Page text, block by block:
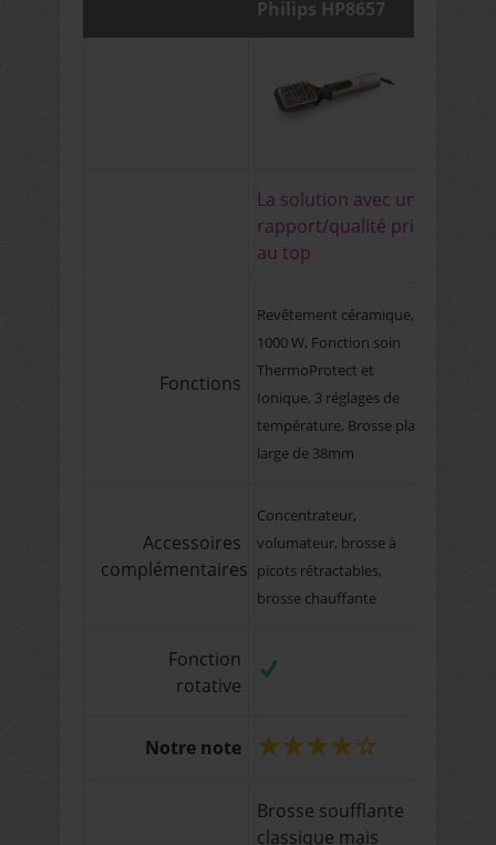
Philips HP8657
La solution avec un
rapport/qualité prix
au top
Fonctions
Revêtement céramique,
1000 W, Fonction soin
ThermoProtect et
Ionique, 3 réglages de
température, Brosse plate
large de 38mm
Accessoires
complémentaires
Concentrateur,
volumateur, brosse à
picots rétractables,
brosse chauffante
Fonction
rotative
Notre note
Brosse soufflante
classique mais